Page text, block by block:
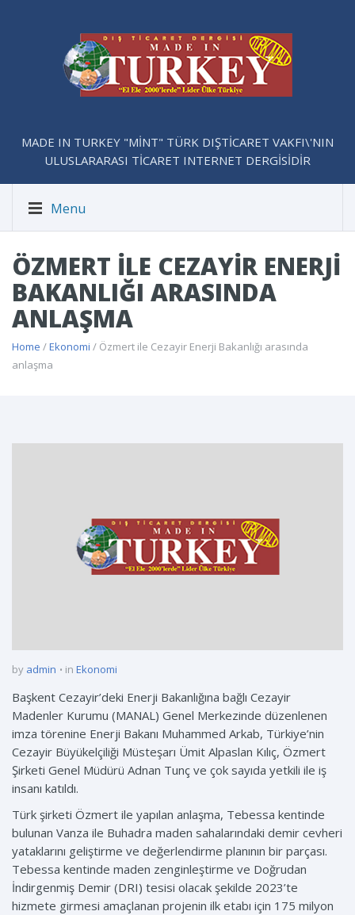
MADE IN TURKEY "MİNT" TÜRK DIŞTİCARET VAKFI\'NIN
ULUSLARARASI TİCARET INTERNET DERGİSİDİR
Menu
ÖZMERT ILE CEZAYIR ENERJI
BAKANLIĞI ARASINDA
ANLAŞMA
Home /Ekonomi / Özmert ile Cezayir Enerji Bakanlığı arasında
anlaşma
by admin in Ekonomi
Başkent Cezayir’deki Enerji Bakanlığına bağlı Cezayir
Madenler Kurumu (MANAL) Genel Merkezinde düzenlenen
imza törenine Enerji Bakanı Muhammed Arkab, Türkiye’nin
Cezayir Büyükelçiliği Müsteşarı Ümit Alpaslan Kılıç, Özmert
Şirketi Genel Müdürü Adnan Tunç ve çok sayıda yetkili ile iş
insanı katıldı.
Türk şirketi Özmert ile yapılan anlaşma, Tebessa kentinde
bulunan Vanza ile Buhadra maden sahalarındaki demir cevheri
yataklarını geliştirme ve değerlendirme planının bir parçası.
Tebessa kentinde maden zenginleştirme ve Doğrudan
İndirgenmiş Demir (DRI) tesisi olacak şekilde 2023’te
hizmete girmesi amaçlanan projenin ilk etabı için 175 milyon